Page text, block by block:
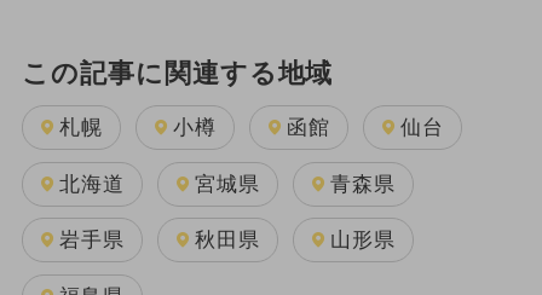
この記事に関連する地域
札幌 小樽 函館 仙台
北海道 宮城県 青森県
岩手県 秋田県 山形県